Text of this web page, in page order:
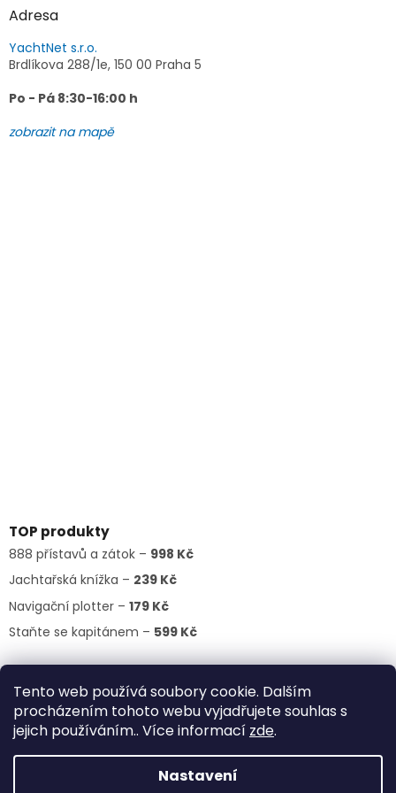
Tento web používá soubory cookie. Dalším
procházením tohoto webu vyjadřujete souhlas s
jejich používáním.. Více informací zde.
Nastavení
Adresa
YachtNet s.r.o.
Brdlíkova 288/1e, 150 00 Praha 5
Po - Pá 8:30-16:00 h
zobrazit na mapě
TOP produkty
888 přístavů a zátok – 998 Kč
Jachtařská knížka – 239 Kč
Navigační plotter – 179 Kč
Staňte se kapitánem – 599 Kč
Vytvořil Shoptet